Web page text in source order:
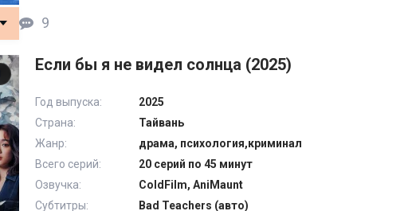
9
Если бы я не видел солнца (2025)
Год выпуска:
2025
Страна:
Тайвань
Жанр:
драма, психология,криминал
Всего серий:
20 серий по 45 минут
Озвучка:
ColdFilm, AniMaunt
Субтитры:
Bad Teachers (авто)